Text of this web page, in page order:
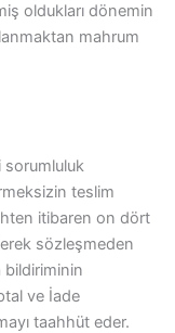
oldukları dönemin
mahrum
sorumluluk
teslim
itibaren on dört
sözleşmeden
bildiriminin
ve İade
taahhüt eder.